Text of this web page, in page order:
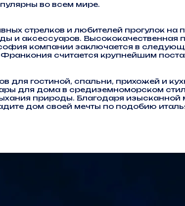
во всем мире.
стрелков и любителей прогулок
и аксессуаров. Высококачественная
компании заключается в
считается крупнейшим
для гостиной, спальни, прихожей и
для дома в средиземноморском
природы. Благодаря
дом своей мечты по подобию